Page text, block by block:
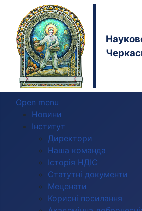
Open menu
Новини
Інститут
Директори
Наша команда
Історія НДІС
Статутні документи
Меценати
Корисні посилання